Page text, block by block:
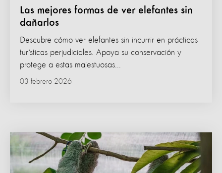
Las mejores formas de ver elefantes sin
dañarlos
03 febrero 2026
Descubre cómo ver elefantes sin incurrir en prácticas
turísticas perjudiciales. Apoya su conservación y
protege a estas majestuosas...